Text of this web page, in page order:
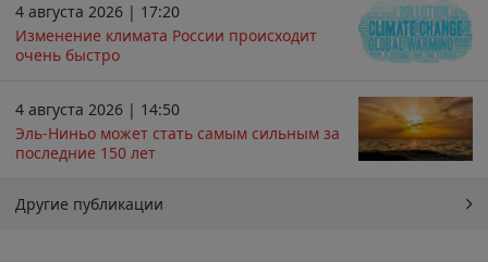
4 августа 2026 | 17:20
Изменение климата России происходит
очень быстро
4 августа 2026 | 14:50
Эль-Ниньо может стать самым сильным за
последние 150 лет
Другие публикации